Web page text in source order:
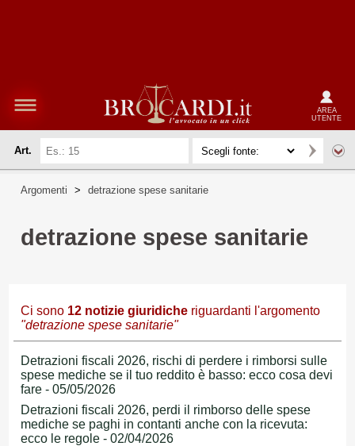
AREA
UTENTE
Art.
Argomenti > detrazione spese sanitarie
detrazione spese sanitarie
Ci sono 12 notizie giuridiche riguardanti l'argomento
"detrazione spese sanitarie"
Detrazioni fiscali 2026, rischi di perdere i rimborsi sulle
spese mediche se il tuo reddito è basso: ecco cosa devi
fare - 05/05/2026
Detrazioni fiscali 2026, perdi il rimborso delle spese
mediche se paghi in contanti anche con la ricevuta:
ecco le regole - 02/04/2026